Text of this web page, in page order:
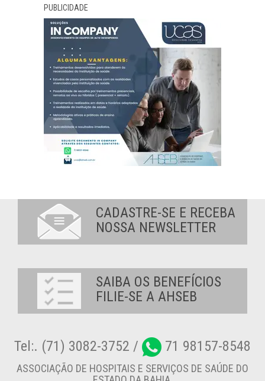
PUBLICIDADE
CADASTRE-SE E RECEBA
NOSSA NEWSLETTER
SAIBA OS BENEFÍCIOS
FILIE-SE A AHSEB
Tel:. (71) 3082-3752 / 71 98157-8548
ASSOCIAÇÃO DE HOSPITAIS E SERVIÇOS DE SAÚDE DO